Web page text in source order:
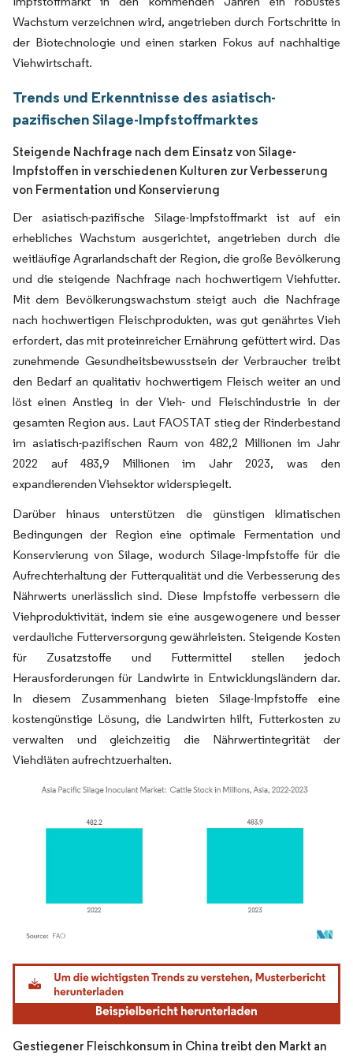
Wachstum verzeichnen wird, angetrieben durch Fortschritte in
der Biotechnologie und einen starken Fokus auf nachhaltige
Viehwirtschaft.
Trends und Erkenntnisse des asiatisch-
pazifischen Silage-Impfstoffmarktes
Steigende Nachfrage nach dem Einsatz von Silage-
Impfstoffen in verschiedenen Kulturen zur Verbesserung
von Fermentation und Konservierung
Der asiatisch-pazifische Silage-Impfstoffmarkt ist auf ein
erhebliches Wachstum ausgerichtet, angetrieben durch die
weitläufige Agrarlandschaft der Region, die große Bevölkerung
und die steigende Nachfrage nach hochwertigem Viehfutter.
Mit dem Bevölkerungswachstum steigt auch die Nachfrage
nach hochwertigen Fleischprodukten, was gut genährtes Vieh
erfordert, das mit proteinreicher Ernährung gefüttert wird. Das
zunehmende Gesundheitsbewusstsein der Verbraucher treibt
den Bedarf an qualitativ hochwertigem Fleisch weiter an und
löst einen Anstieg in der Vieh- und Fleischindustrie in der
gesamten Region aus. Laut FAOSTAT stieg der Rinderbestand
im asiatisch-pazifischen Raum von 482,2 Millionen im Jahr
2022 auf 483,9 Millionen im Jahr 2023, was den
expandierenden Viehsektor widerspiegelt.
Darüber hinaus unterstützen die günstigen klimatischen
Bedingungen der Region eine optimale Fermentation und
Konservierung von Silage, wodurch Silage-Impfstoffe für die
Aufrechterhaltung der Futterqualität und die Verbesserung des
Nährwerts unerlässlich sind. Diese Impfstoffe verbessern die
Viehproduktivität, indem sie eine ausgewogenere und besser
verdauliche Futterversorgung gewährleisten. Steigende Kosten
für Zusatzstoffe und Futtermittel stellen jedoch
Herausforderungen für Landwirte in Entwicklungsländern dar.
In diesem Zusammenhang bieten Silage-Impfstoffe eine
kostengünstige Lösung, die Landwirten hilft, Futterkosten zu
verwalten und gleichzeitig die Nährwertintegrität der
Viehdiäten aufrechtzuerhalten.
Bild © Mordor Intelligence. Wiederverwendung erfordert Namensnennung gemäß
Gestiegener Fleischkonsum in China treibt den Markt an